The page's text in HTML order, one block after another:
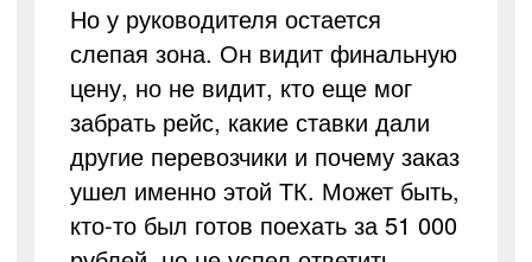
Но у руководителя остается
слепая зона. Он видит финальную
цену, но не видит, кто еще мог
забрать рейс, какие ставки дали
другие перевозчики и почему заказ
ушел именно этой ТК. Может быть,
кто-то был готов поехать за 51 000